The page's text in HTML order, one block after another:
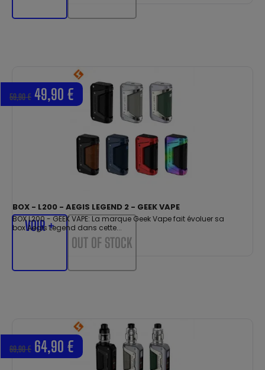
BOX - L200 - AEGIS LEGEND 2 - GEEK VAPE
BOX L200 - GEEK VAPE: La marque Geek Vape fait évoluer sa
box Aegis Legend dans cette...
59,90 € 49,90 €
VOIR +
OUT OF STOCK
69,90 € 64,90 €